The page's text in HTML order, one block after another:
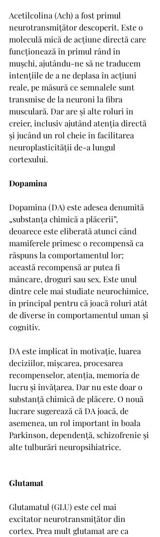
Acetilcolina (Ach) a fost primul
neurotransmițător descoperit. Este o
moleculă mică de acțiune directă care
funcționează în primul rând în
mușchi, ajutându-ne să ne traducem
intențiile de a ne deplasa în acțiuni
reale, pe măsură ce semnalele sunt
transmise de la neuroni la fibra
musculară. Dar are și alte roluri în
creier, inclusiv ajutând atenția directă
și jucând un rol cheie în facilitarea
neuroplasticității de-a lungul
cortexului.
Dopamina
Dopamina (DA) este adesea denumită
„substanța chimică a plăcerii”,
deoarece este eliberată atunci când
mamiferele primesc o recompensă ca
răspuns la comportamentul lor;
această recompensă ar putea fi
mâncare, droguri sau sex. Este unul
dintre cele mai studiate neurochimice,
în principal pentru că joacă roluri atât
de diverse în comportamentul uman și
cognitiv.
DA este implicat în motivație, luarea
deciziilor, mișcarea, procesarea
recompenselor, atenția, memoria de
lucru și învățarea. Dar nu este doar o
substanță chimică de plăcere. O nouă
lucrare sugerează că DA joacă, de
asemenea, un rol important în boala
Parkinson, dependență, schizofrenie și
alte tulburări neuropsihiatrice.
Glutamat
Glutamatul (GLU) este cel mai
excitator neurotransmițător din
cortex. Prea mult glutamat are ca